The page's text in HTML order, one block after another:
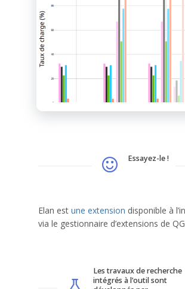
Essayez-le !
Elan est une extension disponible à
via le gestionnaire d’extensions de
Les travaux de recherche
intégrés à l’outil sont